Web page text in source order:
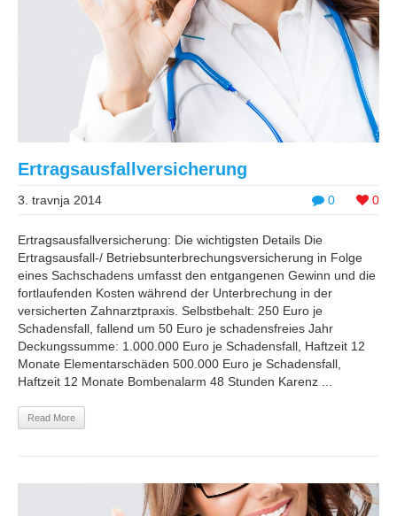
Ertragsausfallversicherung
0 0
3. travnja 2014
Ertragsausfallversicherung: Die wichtigsten Details Die
Ertragsausfall-/ Betriebsunterbrechungsversicherung in Folge
eines Sachschadens umfasst den entgangenen Gewinn und die
fortlaufenden Kosten während der Unterbrechung in der
versicherten Zahnarztpraxis. Selbstbehalt: 250 Euro je
Schadensfall, fallend um 50 Euro je schadensfreies Jahr
Deckungssumme: 1.000.000 Euro je Schadensfall, Haftzeit 12
Monate Elementarschäden 500.000 Euro je Schadensfall,
Haftzeit 12 Monate Bombenalarm 48 Stunden Karenz ...
Read More